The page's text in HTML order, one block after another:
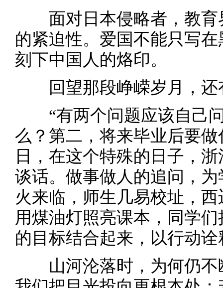
面对日本侵略者，教育
的紧迫性。爱国不能只写
刻下中国人的烙印。
回望那段峥嵘岁月，还
“有两个问题应该自己问
么？第二，将来毕业后要做
日，在这个特殊的日子，
谈话。做事做人的追问，
火来临，师生几易校址，
用煤油灯照亮课本，同学
的目标结合起来，以行动
山河沦落时，为何仍不